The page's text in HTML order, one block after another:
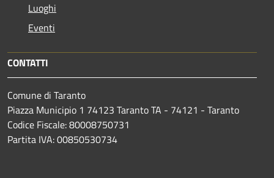
Luoghi
Eventi
CONTATTI
Comune di Taranto
Piazza Municipio 1 74123 Taranto TA - 74121 - Taranto
Codice Fiscale: 80008750731
Partita IVA: 00850530734